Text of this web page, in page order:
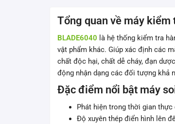
Tổng quan về máy kiểm
BLADE6040 là hệ thống kiểm tra
vật phẩm khác. Giúp xác định các
chất độc hại, chất dễ cháy, đạn
động nhận dạng các đối tượng khả
Đặc điểm nổi bật máy
Phát hiện trong thời gian
Độ xuyên thép điển hình lên